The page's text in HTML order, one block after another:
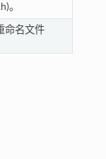
。
命名文件